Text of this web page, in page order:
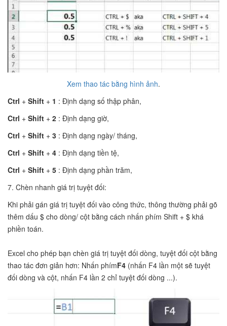
Xem thao tác bằng hình ảnh.
Ctrl + Shift + 1 : Định dạng số thập phân,
Ctrl + Shift + 2 : Định dạng giờ,
Ctrl + Shift + 3 : Định dạng ngày/ tháng,
Ctrl + Shift + 4 : Định dạng tiền tệ,
Ctrl + Shift + 5 : Định dạng phần trăm,
7. Chèn nhanh giá trị tuyệt đối:
Khi phải gán giá trị tuyệt đối vào công thức, thông thường phải gõ
thêm dấu $ cho dòng/ cột bằng cách nhấn phím Shift + $ khá
phiền toán.
Excel cho phép bạn chèn giá trị tuyệt đối dòng, tuyệt đối cột bằng
thao tác đơn giản hơn: Nhấn phímF4 (nhấn F4 lần một sẽ tuyệt
đối dòng và cột, nhấn F4 lần 2 chỉ tuyệt đối dòng ...).